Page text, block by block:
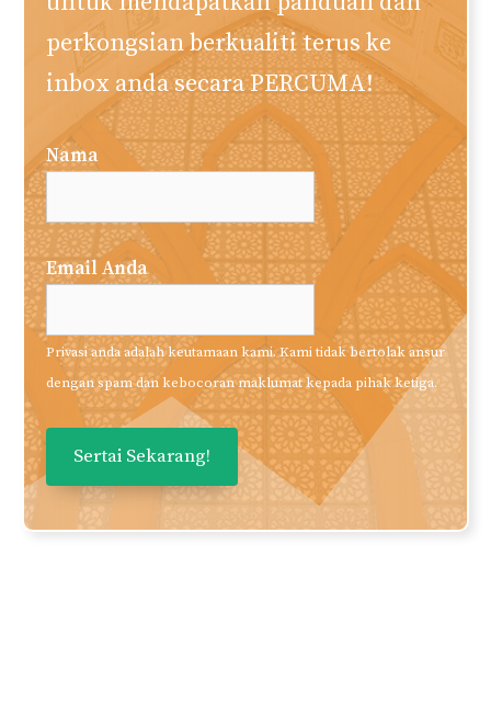
Penulis utama dan ketua editor. Menubuhkan
web akuislam.com semenjak tahun 2010. Saya
berharap laman web ini memberi manfaat
kepada anda semua. Semoga Allah redha.
Suka Apa Yang Anda
Baca?
Daftarkan nama dan email anda
untuk mendapatkan panduan dan